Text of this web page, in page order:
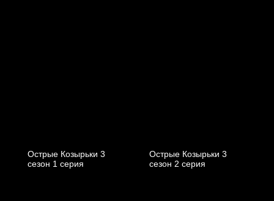
Острые Козырьки 3
cезон 1 cерия
Острые Козырьки 3
cезон 2 cерия